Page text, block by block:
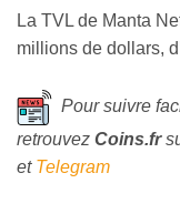
La TVL de Manta
millions de dollars,
Pour suivre
retrouvez Coins.fr
et Telegram